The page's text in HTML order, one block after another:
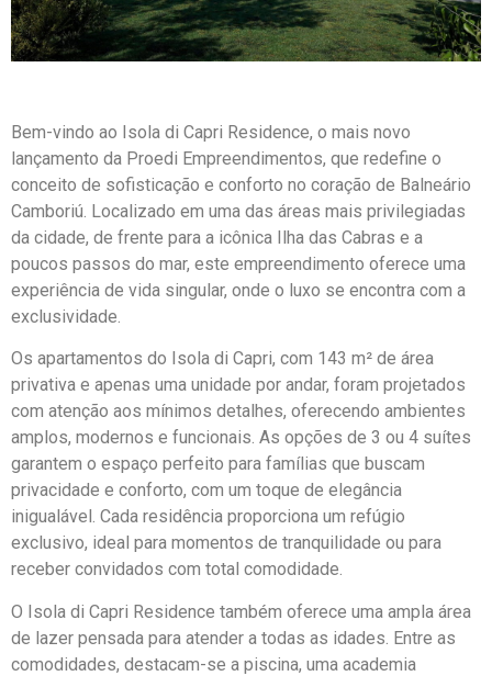
Bem-vindo ao Isola di Capri Residence, o mais novo
lançamento da Proedi Empreendimentos, que redefine o
conceito de sofisticação e conforto no coração de Balneário
Camboriú. Localizado em uma das áreas mais privilegiadas
da cidade, de frente para a icônica Ilha das Cabras e a
poucos passos do mar, este empreendimento oferece uma
experiência de vida singular, onde o luxo se encontra com a
exclusividade.
Os apartamentos do Isola di Capri, com 143 m² de área
privativa e apenas uma unidade por andar, foram projetados
com atenção aos mínimos detalhes, oferecendo ambientes
amplos, modernos e funcionais. As opções de 3 ou 4 suítes
garantem o espaço perfeito para famílias que buscam
privacidade e conforto, com um toque de elegância
inigualável. Cada residência proporciona um refúgio
exclusivo, ideal para momentos de tranquilidade ou para
receber convidados com total comodidade.
O Isola di Capri Residence também oferece uma ampla área
de lazer pensada para atender a todas as idades. Entre as
comodidades, destacam-se a piscina, uma academia